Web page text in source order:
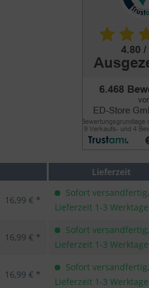
Lieferzeit
16,99 € *
Sofort versandfertig,
Lieferzeit 1-3 Werktage
16,99 € *
Sofort versandfertig,
Lieferzeit 1-3 Werktage
16,99 € *
Sofort versandfertig,
Lieferzeit 1-3 Werktage